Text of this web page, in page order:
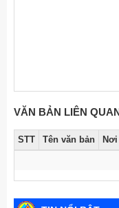
VĂN BẢN LIÊN
STT Tên văn bản